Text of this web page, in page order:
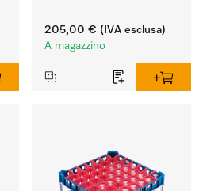
205,00 € (IVA esclusa)
A magazzino